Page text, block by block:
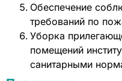
Обеспечение
требований по
Уборка
помещений
санитарными